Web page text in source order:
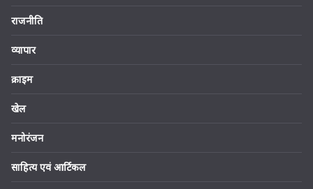
राजनीति
व्यापार
क्राइम
खेल
मनोरंजन
साहित्य एवं आर्टिकल